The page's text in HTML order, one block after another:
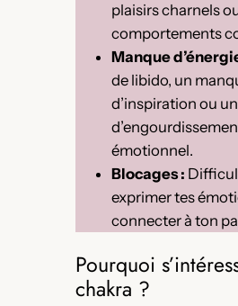
plaisirs charnels
comportements
Manque
de libido, un
d’inspiration ou
émotionnel.
Blocages :
exprimer tes
connecter à ton
Pourquoi
chakra ?